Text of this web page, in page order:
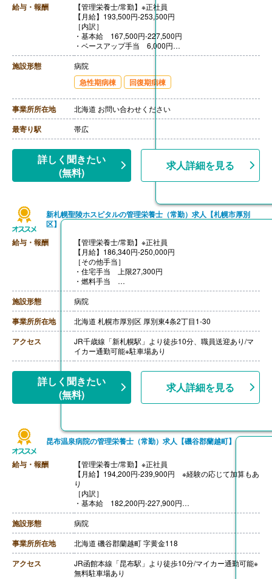
給与・報酬
【管理栄養士/常勤】※正社員
【月給】193,500円-253,500円
［内訳］
・基本給 167,500円-227,500円
・ベースアップ手当 6,000円
・職務手当 20,000円
［その他手当］
・住宅手当 0円-25,000円
・家族手当 配偶者16,000円、他扶養親族5,500円/人
【通勤手当】あり（上限31,600円/月）
【昇給】あり（1月あたり1.30％）※前年度実績
施設形態 病院
急性期病棟 回復期病棟
事業所所在地 北海道 お問い合わせください
最寄り駅 帯広
詳しく聞きたい
(無料)
求人詳細を見る
新札幌聖陵ホスピタルの管理栄養士（常勤）求人【札幌市厚別
区】
給与・報酬
【管理栄養士/常勤】※正社員
【月給】186,340円-250,000円
［その他手当］
・住宅手当 上限27,300円
・燃料手当
【賞与】年2回（計3.80ヶ月分）※前年度実績
【通勤手当】あり（上限25,000円/月）
【昇給】あり（1月あたり500円-2,500円）※前年度実績
【退職金】あり※勤続3年以上
施設形態 病院
事業所所在地 北海道 札幌市厚別区 厚別東4条2丁目1-30
アクセス
JR千歳線「新札幌駅」より徒歩10分、職員送迎あり/マ
イカー通勤可能※駐車場あり
詳しく聞きたい
(無料)
求人詳細を見る
昆布温泉病院の管理栄養士（常勤）求人【磯谷郡蘭越町】
給与・報酬
【管理栄養士/常勤】※正社員
【月給】194,200円-239,900円 ※経験の応じて加算もあ
り
［内訳］
・基本給 182,200円-227,900円
・職務手当 5,000円
・ベースアップ評価料 7,000円
［その他手当］
・扶養手当 配偶者10,000円、子ども5,000円、両親お
よび同居の扶養親族2,000円
【賞与】年2回（計3.50ヶ月分）※前年度実績
【通勤手当】あり（上限20,000円/月）
施設形態 病院
事業所所在地 北海道 磯谷郡蘭越町 字黄金118
アクセス
JR函館本線「昆布駅」より徒歩10分/マイカー通勤可能※
無料駐車場あり